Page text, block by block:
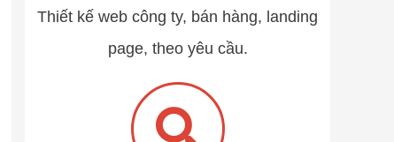
Thiết kế web công ty, bán hàng, landing
page, theo yêu cầu.